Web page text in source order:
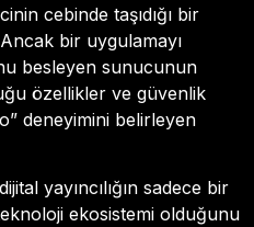
cebinde taşıdığı bir
bir uygulamayı
besleyen sunucunun
özellikler ve güvenlik
deneyimini belirleyen
yayıncılığın sadece bir
teknoloji ekosistemi olduğunu